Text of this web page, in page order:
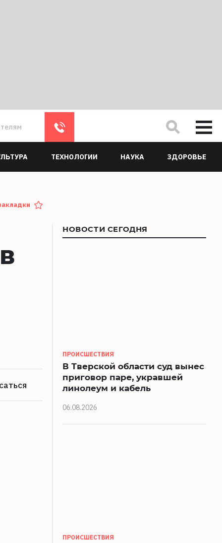
ТЕХНОЛОГИИ НАУКА ЗДОРОВЬЕ
НОВОСТИ СЕГОДНЯ
ПРОИСШЕСТВИЯ
В Тверской области суд вынес
приговор паре, укравшей
линолеум и кабель
06.08.2026
ПРОИСШЕСТВИЯ